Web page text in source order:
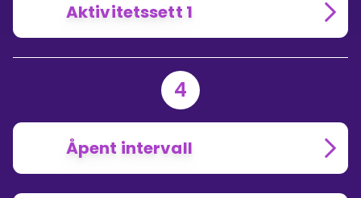
Aktivitetssett 1
4
Åpent intervall